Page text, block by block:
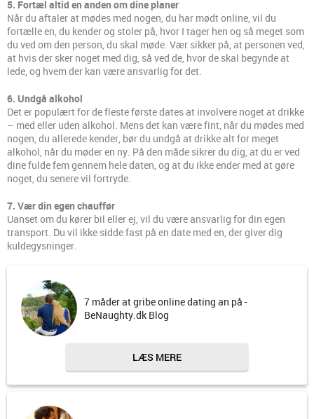
5. Fortæl altid en anden om dine planer
Når du aftaler at mødes med nogen, du har mødt online, vil du
fortælle en, du kender og stoler på, hvor I tager hen og så meget som
du ved om den person, du skal møde. Vær sikker på, at personen ved,
at hvis der sker noget med dig, så ved de, hvor de skal begynde at
lede, og hvem der kan være ansvarlig for det.
6. Undgå alkohol
Det er populært for de fleste første dates at involvere noget at drikke
– med eller uden alkohol. Mens det kan være fint, når du mødes med
nogen, du allerede kender, bør du undgå at drikke alt for meget
alkohol, når du møder en ny. På den måde sikrer du dig, at du er ved
dine fulde fem gennem hele daten, og at du ikke ender med at gøre
noget, du senere vil fortryde.
7. Vær din egen chauffør
Uanset om du kører bil eller ej, vil du være ansvarlig for din egen
transport. Du vil ikke sidde fast på en date med en, der giver dig
kuldegysninger.
7 måder at gribe online dating an på -
BeNaughty.dk Blog
LÆS MERE